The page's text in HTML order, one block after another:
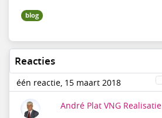
blog
Reacties
één reactie, 15 maart 2018
André Plat VNG Realisatie